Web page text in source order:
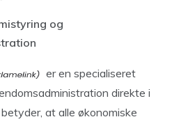
og
er en specialiseret
direkte i
at alle økonomiske